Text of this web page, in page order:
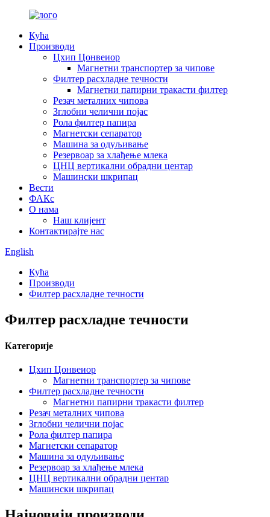
Кућа
Производи
Цхип Цонвеиор
Магнетни транспортер за чипове
Филтер расхладне течности
Магнетни папирни тракасти филтер
Резач металних чипова
Зглобни челични појас
Рола филтер папира
Магнетски сепаратор
Машина за одуљивање
Резервоар за хлађење млека
ЦНЦ вертикални обрадни центар
Машински шкрипац
Вести
ФАКс
О нама
Наш клијент
Контактирајте нас
English
Кућа
Производи
Филтер расхладне течности
Филтер расхладне течности
Категорије
Цхип Цонвеиор
Магнетни транспортер за чипове
Филтер расхладне течности
Магнетни папирни тракасти филтер
Резач металних чипова
Зглобни челични појас
Рола филтер папира
Магнетски сепаратор
Машина за одуљивање
Резервоар за хлађење млека
ЦНЦ вертикални обрадни центар
Машински шкрипац